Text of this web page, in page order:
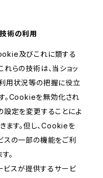
術の利用
及びこれに類する
れらの技術は、当ショッ
用状況等の把握に役立
。Cookieを無効化され
設定を変更することによ
ます。但し、Cookieを
スの一部の機能をご利
。
ービスが提供するサービ